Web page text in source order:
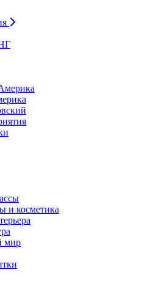
и косметика
мир